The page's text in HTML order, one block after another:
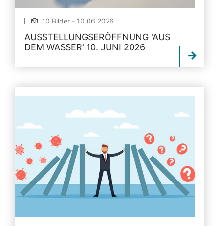
10 Bilder - 10.06.2026
AUSSTELLUNGSERÖFFNUNG 'AUS
DEM WASSER' 10. JUNI 2026